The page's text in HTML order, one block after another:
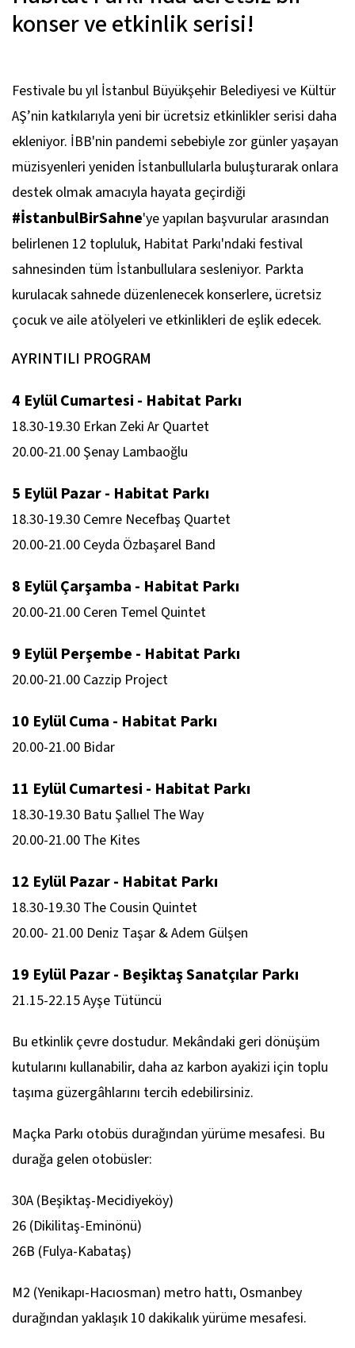
konser ve etkinlik serisi!
Festivale bu yıl İstanbul Büyükşehir Belediyesi ve Kültür
AŞ’nin katkılarıyla yeni bir ücretsiz etkinlikler serisi daha
ekleniyor. İBB'nin pandemi sebebiyle zor günler yaşayan
müzisyenleri yeniden İstanbullularla buluşturarak onlara
destek olmak amacıyla hayata geçirdiği
#İstanbulBirSahne'ye yapılan başvurular arasından
belirlenen 12 topluluk, Habitat Parkı'ndaki festival
sahnesinden tüm İstanbullulara sesleniyor. Parkta
kurulacak sahnede düzenlenecek konserlere, ücretsiz
çocuk ve aile atölyeleri ve etkinlikleri de eşlik edecek.
AYRINTILI PROGRAM
4 Eylül Cumartesi - Habitat Parkı
18.30-19.30 Erkan Zeki Ar Quartet
20.00-21.00 Şenay Lambaoğlu
5 Eylül Pazar - Habitat Parkı
18.30-19.30 Cemre Necefbaş Quartet
20.00-21.00 Ceyda Özbaşarel Band
8 Eylül Çarşamba - Habitat Parkı
20.00-21.00 Ceren Temel Quintet
9 Eylül Perşembe - Habitat Parkı
20.00-21.00 Cazzip Project
10 Eylül Cuma - Habitat Parkı
20.00-21.00 Bidar
11 Eylül Cumartesi - Habitat Parkı
18.30-19.30 Batu Şallıel The Way
20.00-21.00 The Kites
12 Eylül Pazar - Habitat Parkı
18.30-19.30 The Cousin Quintet
20.00- 21.00 Deniz Taşar & Adem Gülşen
19 Eylül Pazar - Beşiktaş Sanatçılar Parkı
21.15-22.15 Ayşe Tütüncü
Bu etkinlik çevre dostudur. Mekândaki geri dönüşüm
kutularını kullanabilir, daha az karbon ayakizi için toplu
taşıma güzergâhlarını tercih edebilirsiniz.
Maçka Parkı otobüs durağından yürüme mesafesi. Bu
durağa gelen otobüsler:
30A (Beşiktaş-Mecidiyeköy)
26 (Dikilitaş-Eminönü)
26B (Fulya-Kabataş)
M2 (Yenikapı-Hacıosman) metro hattı, Osmanbey
durağından yaklaşık 10 dakikalık yürüme mesafesi.